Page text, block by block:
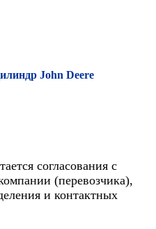
John Deere
согласования с
(перевозчика),
и контактных